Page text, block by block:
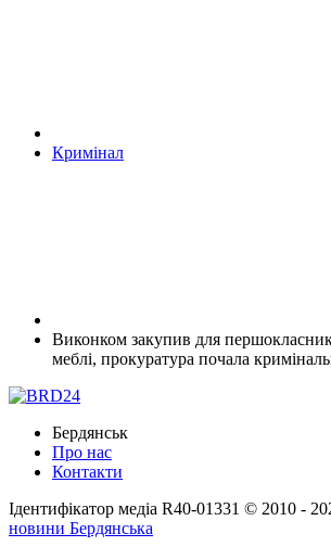
Кримінал
Виконком закупив для
меблі, прокуратура почала
Бердянськ
Про нас
Контакти
Ідентифікатор медіа R40-01331 © 2010 -
новини Бердянська